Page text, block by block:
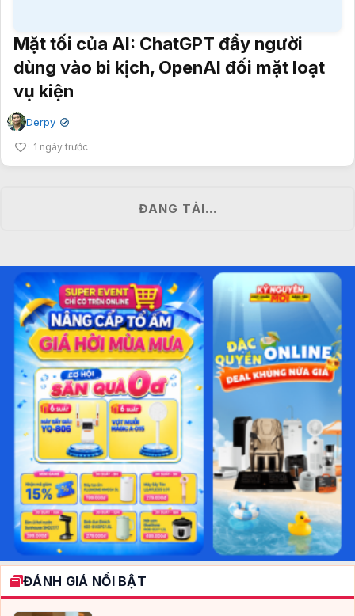
Mặt tối của AI: ChatGPT đẩy người
dùng vào bi kịch, OpenAI đối mặt loạt
vụ kiện
Derpy ✔
1 ngày trước
ĐANG TẢI…
ĐÁNH GIÁ NỔI BẬT